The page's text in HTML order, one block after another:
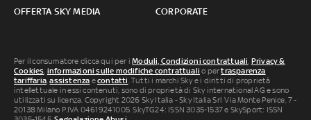
OFFERTA SKY MEDIA CORPORATE
Per il consumatore clicca qui per iModuli, Condizioni contrattuali, Privacy &
Cookies, informazioni sulle modifiche contrattuali o pertrasparenza
tariffaria,assistenza econtatti. Tutti i marchi Sky e i diritti di proprietà
intellettuale in essi contenuti, sono di proprietà di Sky international AG e sono
utilizzati su licenza. Copyright 2026 Sky Italia - Sky Italia Srl Via Monte Penice, 7 -
20138 Milano P.IVA 04619241005. SkyTG24: ISSN 3035-1537 e SkySport: ISSN